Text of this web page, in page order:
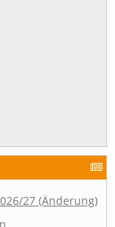
27 (Änderung)